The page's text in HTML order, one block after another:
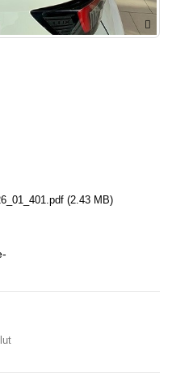
(2.43 MB)